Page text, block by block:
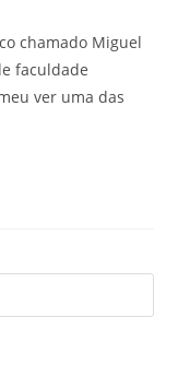
chamado Miguel
faculdade
ver uma das